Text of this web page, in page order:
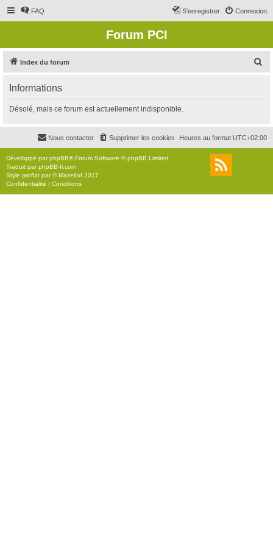
FAQ Connexion
S’enregistrer
Forum PCI
Index du forum
r
c
r
Informations
Désolé, mais ce forum est actuellement indisponible.
Heures au format UTC+02:00
Supprimer les cookies
Nous contacter
Développé parphpBB® Forum Software © phpBB Limited
Traduit parphpBB-fr.com
Style proflat par ©Mazeltof 2017
Confidentialité | Conditions